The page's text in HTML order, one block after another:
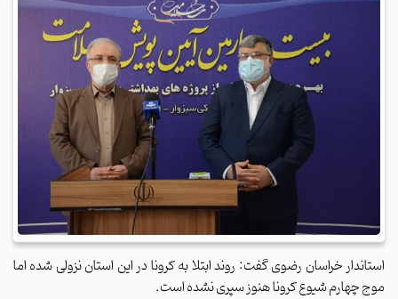
استاندار خراسان رضوی گفت: روند ابتلا به کرونا در این استان نزولی شده اما
موج چهارم شیوع کرونا هنوز سپری نشده است.